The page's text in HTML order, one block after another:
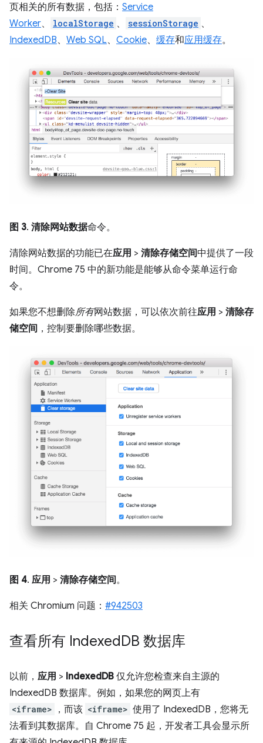
页相关的所有数据，包括： Service
Worker、 localStorage 、 sessionStorage 、
IndexedDB、 Web SQL、 Cookie、 缓存和应用缓存。
图 3. 清除网站数据命令。
清除网站数据的功能已在应用 > 清除存储空间中提供了一段
时间。Chrome 75 中的新功能是能够从命令菜单运行命
令。
如果您不想删除所有网站数据，可以依次前往应用 > 清除存
储空间 ，控制要删除哪些数据。
图 4. 应用 > 清除存储空间。
相关 Chromium 问题： #942503
查看所有 IndexedDB 数据库
以前， 应用 > IndexedDB 仅允许您检查来自主源的
IndexedDB 数据库。例如，如果您的网页上有
<iframe> ，而该 <iframe> 使用了 IndexedDB，您将无
法看到其数据库。自 Chrome 75 起，开发者工具会显示所